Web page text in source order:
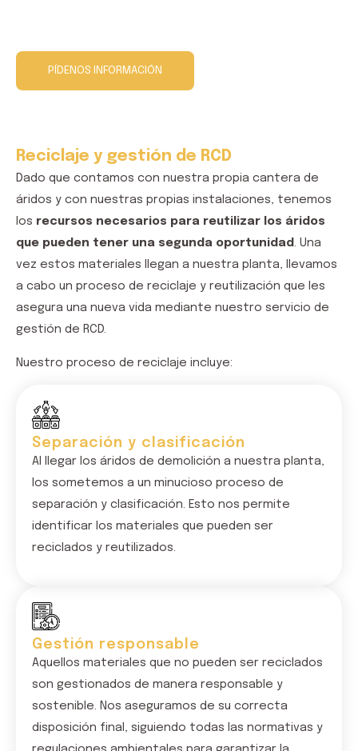
PÍDENOS INFORMACIÓN
Reciclaje y gestión de RCD
Dado que contamos con nuestra propia cantera de
áridos y con nuestras propias instalaciones, tenemos
los recursos necesarios para reutilizar los áridos
que pueden tener una segunda oportunidad . Una
vez estos materiales llegan a nuestra planta, llevamos
a cabo un proceso de reciclaje y reutilización que les
asegura una nueva vida mediante nuestro servicio de
gestión de RCD.
Nuestro proceso de reciclaje incluye:
Separación y clasificación
Al llegar los áridos de demolición a nuestra planta,
los sometemos a un minucioso proceso de
separación y clasificación. Esto nos permite
identificar los materiales que pueden ser
reciclados y reutilizados.
Gestión responsable
Aquellos materiales que no pueden ser reciclados
son gestionados de manera responsable y
sostenible. Nos aseguramos de su correcta
disposición final, siguiendo todas las normativas y